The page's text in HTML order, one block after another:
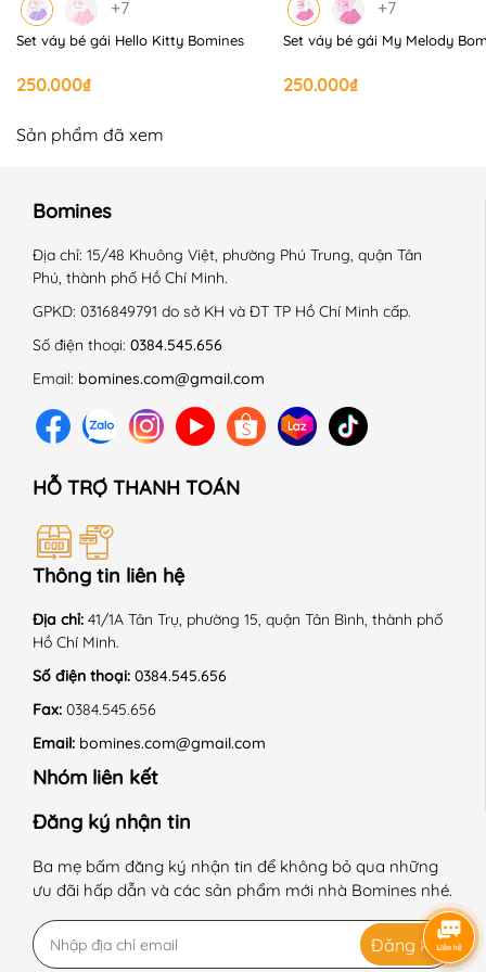
+ Là ở nhiệt độ trung bình 150 độ C.
+ Giặt với sản phẩm cùng màu.
------------------------------------------------------------
#quanaotreem #thoitrangtreem #Setchanvay
#VáyBabythree #Babythree #Qkid #vayqkid
+7
Set váy bé gái Hello Kitty Bomines
250.000₫
+7
Set váy bé gái My Melody
250.000₫
Sản phẩm đã xem
Bomines
Địa chỉ: 15/48 Khuông Việt, phường Phú Trung, quận Tân
Phú, thành phố Hồ Chí Minh.
GPKD: 0316849791 do sở KH và ĐT TP Hồ Chí Minh cấp.
Số điện thoại: 0384.545.656
Email: bomines.com@gmail.com
HỖ TRỢ THANH TOÁN
Thông tin liên hệ
Địa chỉ: 41/1A Tân Trụ, phường 15, quận Tân Bình, thành phố
Hồ Chí Minh.
Số điện thoại: 0384.545.656
Fax: 0384.545.656
Email: bomines.com@gmail.com
Nhóm liên kết
Đăng ký nhận tin
Ba mẹ bấm đăng ký nhận tin để không bỏ qua những
ưu đãi hấp dẫn và các sản phẩm mới nhà Bomines nhé.
Đăng ký